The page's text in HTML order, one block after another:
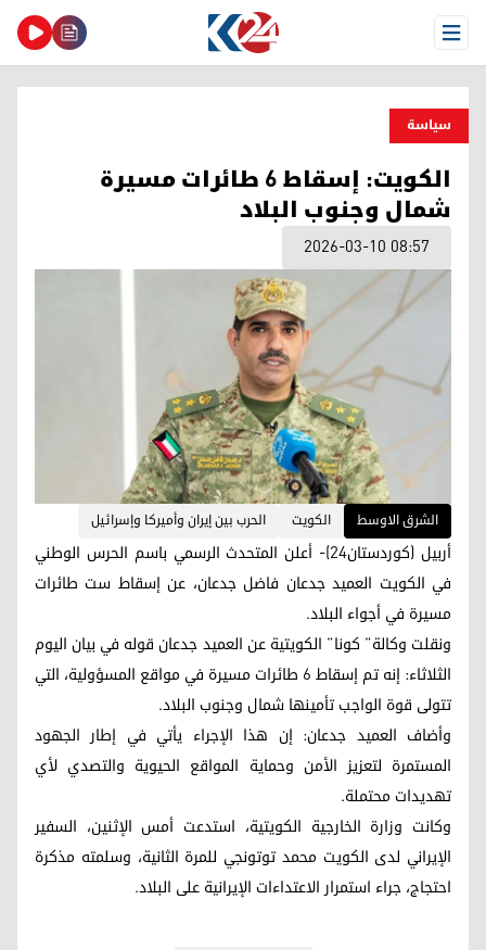
Open Menu
سیاسة
الكويت: إسقاط 6 طائرات مسيرة
شمال وجنوب البلاد
2026-03-10 08:57
الشرق الاوسط الكويت الحرب بين إيران وأميركا وإسرائيل
أربيل (كوردستان24)- أعلن المتحدث الرسمي باسم الحرس الوطني
في الكويت العميد جدعان فاضل جدعان، عن إسقاط ست طائرات
مسيرة في أجواء البلاد.
ونقلت وكالة” كونا” الكويتية عن العميد جدعان قوله في بيان اليوم
الثلاثاء: إنه تم إسقاط 6 طائرات مسيرة في مواقع المسؤولية، التي
تتولى قوة الواجب تأمينها شمال وجنوب البلاد.
وأضاف العميد جدعان: إن هذا الإجراء يأتي في إطار الجهود
المستمرة لتعزيز الأمن وحماية المواقع الحيوية والتصدي لأي
تهديدات محتملة.
وكانت وزارة الخارجية الكويتية، استدعت أمس الإثنين، السفير
الإيراني لدى الكويت محمد توتونجي للمرة الثانية، وسلمته مذكرة
احتجاج، جراء استمرار الاعتداءات الإيرانية على البلاد.